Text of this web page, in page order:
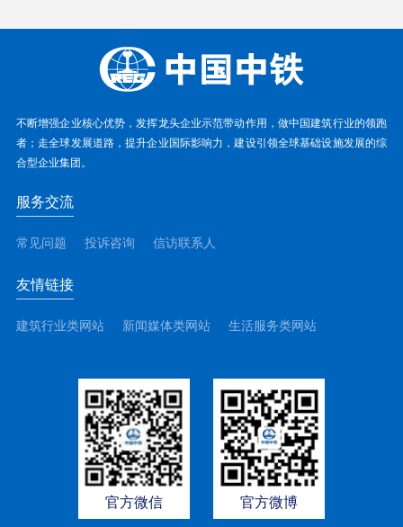
不断增强企业核心优势，发挥龙头企业示范带动作用，做中国建筑行业的领跑
者；走全球发展道路，提升企业国际影响力，建设引领全球基础设施发展的综
合型企业集团。
服务交流
常见问题 投诉咨询 信访联系人
友情链接
建筑行业类网站 新闻媒体类网站 生活服务类网站
官方微信 官方微博